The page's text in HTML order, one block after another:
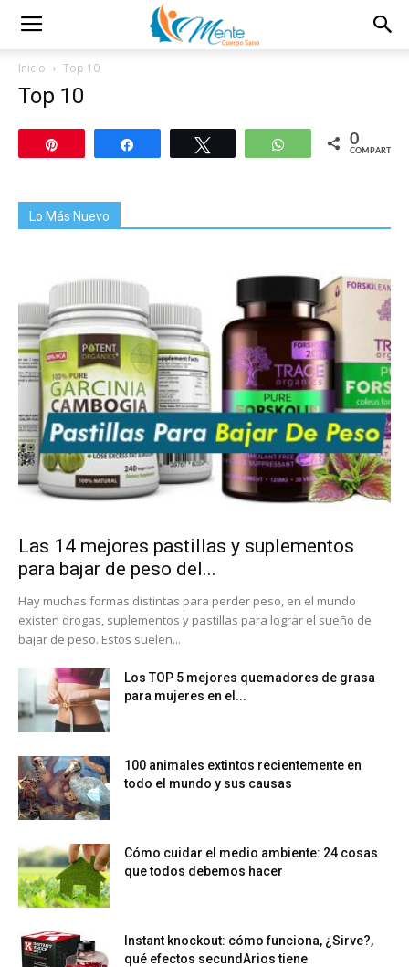
Inicio Top 10
Top 10
Compartir WhatsApp
0
COMPARTIR
Lo Más Nuevo
Las 14 mejores pastillas y suplementos
para bajar de peso del...
Hay muchas formas distintas para perder peso, en el mundo
existen drogas, suplementos y pastillas para lograr el sueño de
bajar de peso. Estos suelen...
Los TOP 5 mejores quemadores de grasa
para mujeres en el...
100 animales extintos recientemente en
todo el mundo y sus causas
Cómo cuidar el medio ambiente: 24 cosas
que todos debemos hacer
Instant knockout: cómo funciona, ¿Sirve?,
qué efectos secundArios tiene